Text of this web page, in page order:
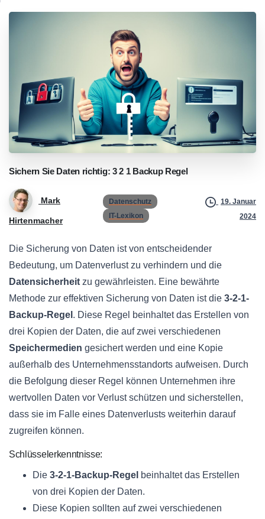
Sichern Sie Daten richtig: 3 2 1 Backup Regel
Mark
Hirtenmacher
Datenschutz
IT-Lexikon
19. Januar
2024
Die Sicherung von Daten ist von entscheidender
Bedeutung, um Datenverlust zu verhindern und die
Datensicherheit zu gewährleisten. Eine bewährte
Methode zur effektiven Sicherung von Daten ist die 3-2-1-
Backup-Regel . Diese Regel beinhaltet das Erstellen von
drei Kopien der Daten, die auf zwei verschiedenen
Speichermedien gesichert werden und eine Kopie
außerhalb des Unternehmensstandorts aufweisen. Durch
die Befolgung dieser Regel können Unternehmen ihre
wertvollen Daten vor Verlust schützen und sicherstellen,
dass sie im Falle eines Datenverlusts weiterhin darauf
zugreifen können.
Schlüsselerkenntnisse:
Die 3-2-1-Backup-Regel beinhaltet das Erstellen
von drei Kopien der Daten.
Diese Kopien sollten auf zwei verschiedenen